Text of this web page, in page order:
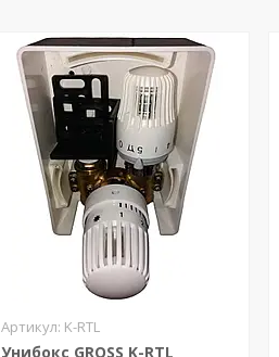
K-RTL
Унибокс GROSS K-RTL